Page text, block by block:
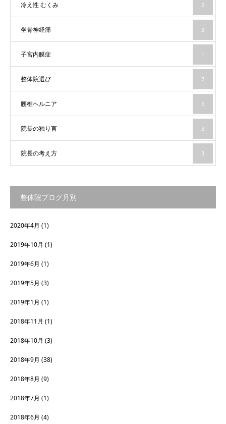
冷え性 むくみ 2
坐骨神経痛 3
子宮内膜症 1
整体院選び 7
腰椎ヘルニア 5
院長の独り言 3
院長の考え方 3
整体院ブログ月別
2020年4月 (1)
2019年10月 (1)
2019年6月 (1)
2019年5月 (3)
2019年1月 (1)
2018年11月 (1)
2018年10月 (3)
2018年9月 (38)
2018年8月 (9)
2018年7月 (1)
2018年6月 (4)